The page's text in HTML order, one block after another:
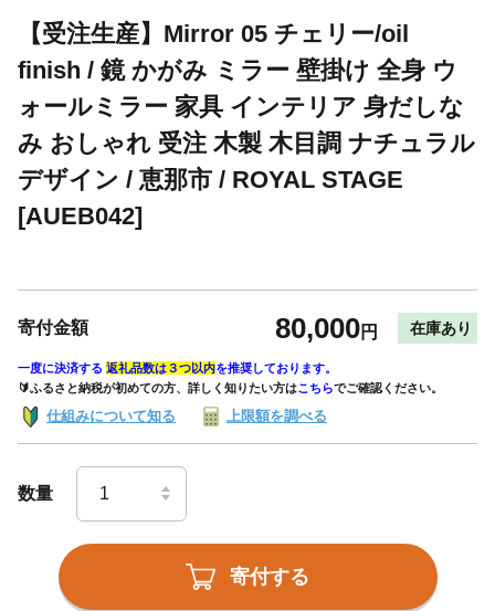
【受注生産】Mirror 05 チェリー/oil
finish / 鏡 かがみ ミラー 壁掛け 全身 ウ
ォールミラー 家具 インテリア 身だしな
み おしゃれ 受注 木製 木目調 ナチュラル
デザイン / 恵那市 / ROYAL STAGE
[AUEB042]
寄付金額 80,000円 在庫あり
一度に決済する 返礼品数は３つ以内を推奨しております。
🔰ふるさと納税が初めての方、詳しく知りたい方はこちらでご確認ください。
仕組みについて知る 上限額を調べる
数量
寄付する